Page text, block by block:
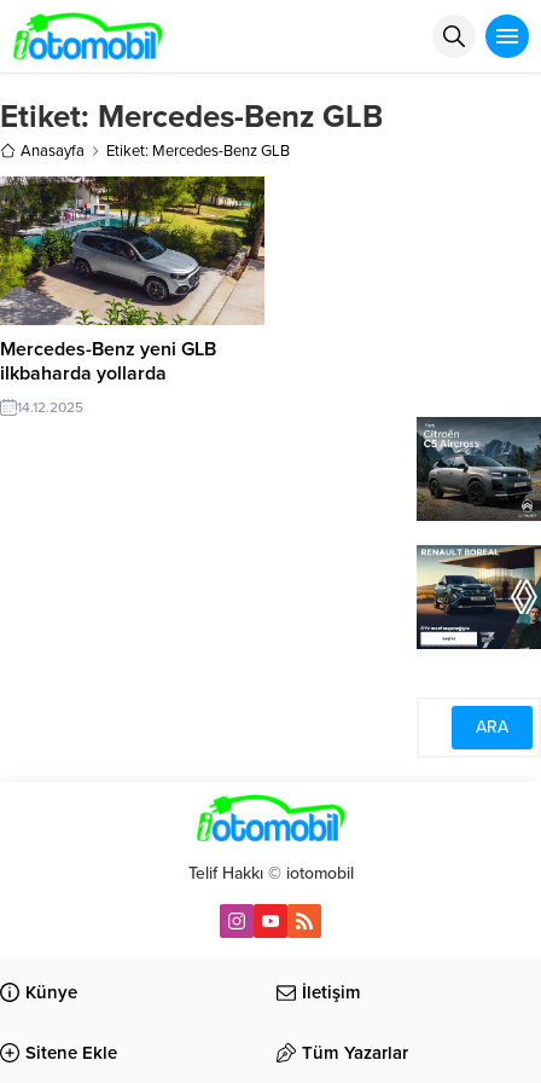
Etiket: Mercedes-Benz GLB
Anasayfa Etiket: Mercedes-Benz GLB
Mercedes-Benz yeni GLB
ilkbaharda yollarda
14.12.2025
Telif Hakkı © iotomobil
Künye İletişim
Sitene Ekle Tüm Yazarlar